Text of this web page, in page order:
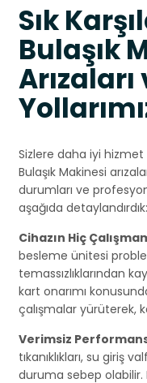
Sık
Bulaşık
Sizlere daha iyi
Bulaşık Makinesi
durumları ve
aşağıda detaylandırdık:
Cihazın Hiç
besleme ünitesi
temassızlıklarından
kart onarımı
çalışmalar yürüterek,
Verimsiz
tıkanıklıkları, su giriş
duruma sebep olabilir.